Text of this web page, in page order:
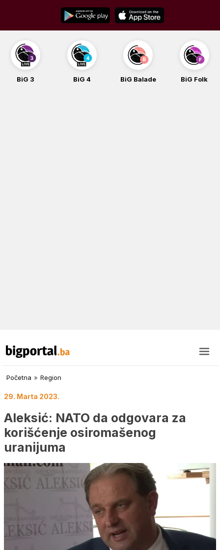
content
BiG 3 BiG 4 BiG Balade BiG Folk
Početna » Region
29. Marta 2023.
Aleksić: NATO da odgovara za
korišćenje osiromašenog
uranijuma